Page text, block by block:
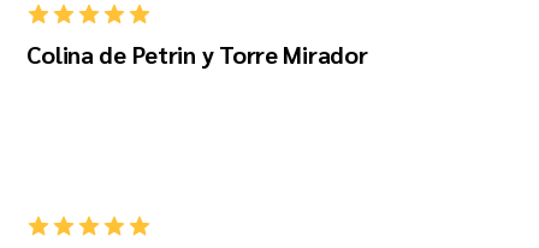
Colina de Petrin y Torre Mirador